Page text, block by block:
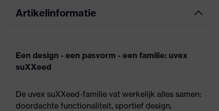
Artikelinformatie
Een design - een pasvorm - een familie: uvex
suXXeed
De uvex suXXeed-familie vat werkelijk alles samen:
doordachte functionaliteit, sportief design,